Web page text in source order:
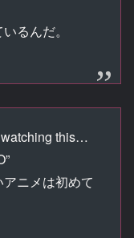
るんだ。
watching this…
ニメは初めて